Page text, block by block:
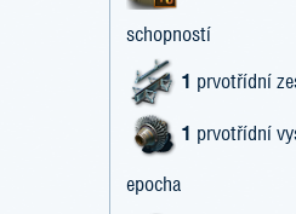
schopností
1 prvotřídní
1 prvotřídní
epocha